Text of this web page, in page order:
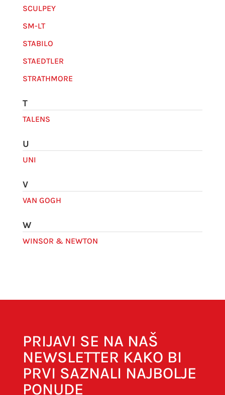
SCULPEY
SM-LT
STABILO
STAEDTLER
STRATHMORE
T
TALENS
U
UNI
V
VAN GOGH
W
WINSOR & NEWTON
PRIJAVI SE NA NAŠ
NEWSLETTER KAKO BI
PRVI SAZNALI NAJBOLJE
PONUDE